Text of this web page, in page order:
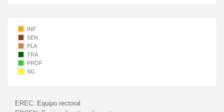
INF
SEN
PLA
TRA
PROF
SG
EREC: Equipo rectoral